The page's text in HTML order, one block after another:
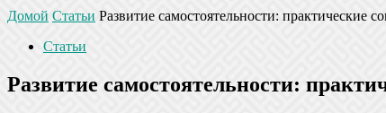
Домой Статьи Развитие самостоятельности: практические
Статьи
Развитие самостоятельности: